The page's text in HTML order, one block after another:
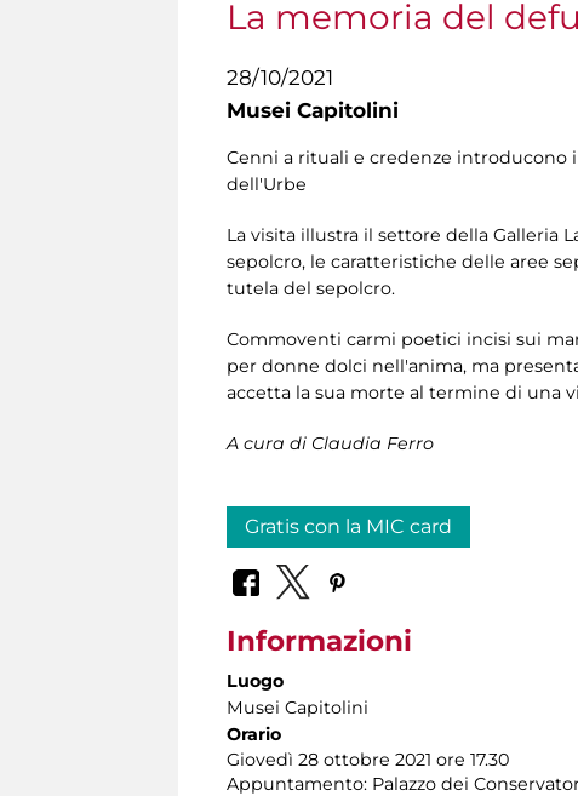
La memoria del
28/10/2021
Musei Capitolini
Cenni a rituali e credenze introducono
dell'Urbe
La visita illustra il settore della
sepolcro, le caratteristiche delle aree
tutela del sepolcro.
Commoventi carmi poetici incisi sui
per donne dolci nell'anima, ma
accetta la sua morte al termine di una
A cura di Claudia Ferro
Gratis con la MIC card
Informazioni
Luogo
Musei Capitolini
Orario
Giovedì 28 ottobre 2021 ore 17.30
Appuntamento: Palazzo dei